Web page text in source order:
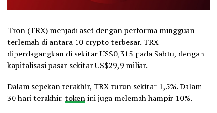
Tron (TRX) menjadi aset dengan performa mingguan
terlemah di antara 10 crypto terbesar. TRX
diperdagangkan di sekitar US$0,315 pada Sabtu, dengan
kapitalisasi pasar sekitar US$29,9 miliar.
Dalam sepekan terakhir, TRX turun sekitar 1,5%. Dalam
30 hari terakhir, tokenini juga melemah hampir 10%.